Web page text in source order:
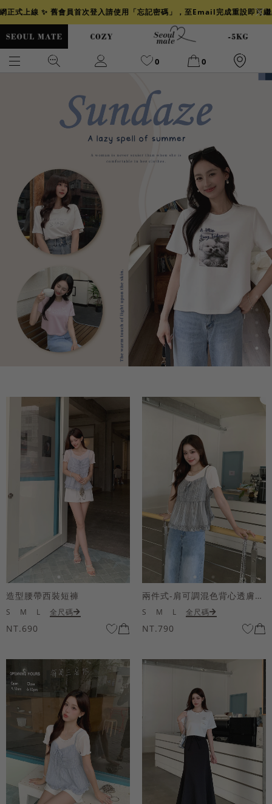
正式上線 ✨ 舊會員首次登入請使用「忘記密碼」，至Email完成重設即可
0 0
背心
透膚 小香 牛仔
襯衫 褲裙 冰感
涼感
造型腰帶西裝短褲
S M L 全尺碼
NT.690
兩件式-肩可調混色背心透膚上衣套組
S M L 全尺碼
NT.790